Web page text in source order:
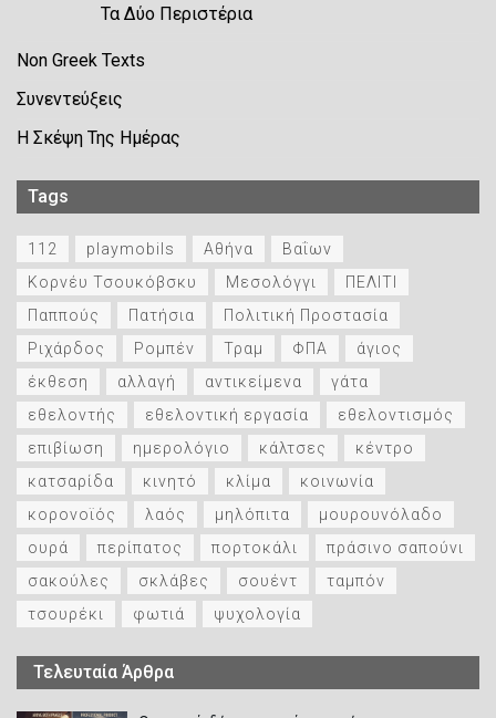
Τα Δύο Περιστέρια
Non Greek Texts
Συνεντεύξεις
Η Σκέψη Της Ημέρας
Tags
112 playmobils Αθήνα
Βαΐων
Κορνέυ Τσουκόβσκυ
Μεσολόγγι
ΠΕΛΙΤΙ
Παππούς
Πατήσια
Πολιτική Προστασία
Ριχάρδος
Ρομπέν Τραμ ΦΠΑ
άγιος
έκθεση
αλλαγή αντικείμενα
γάτα
εθελοντής
εθελοντική εργασία
εθελοντισμός
επιβίωση
ημερολόγιο κάλτσες
κέντρο
κατσαρίδα
κινητό κλίμα
κοινωνία
κορονοϊός
λαός μηλόπιτα
μουρουνόλαδο
ουρά
περίπατος πορτοκάλι
πράσινο σαπούνι
σακούλες
σκλάβες σουέντ
ταμπόν
τσουρέκι
φωτιά ψυχολογία
Τελευταία Άρθρα